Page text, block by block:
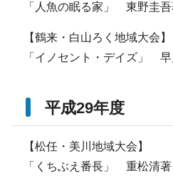
「人魚の眠る家」 東野圭
【鶴来・白山ろく地域大会】
「イノセント・デイズ」
平成29年度
【松任・美川地域大会】
「くちぶえ番長」 重松清